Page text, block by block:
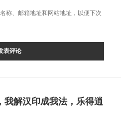
称、邮箱地址和网站地址，以便下次
我解汉印成我法，乐得逍